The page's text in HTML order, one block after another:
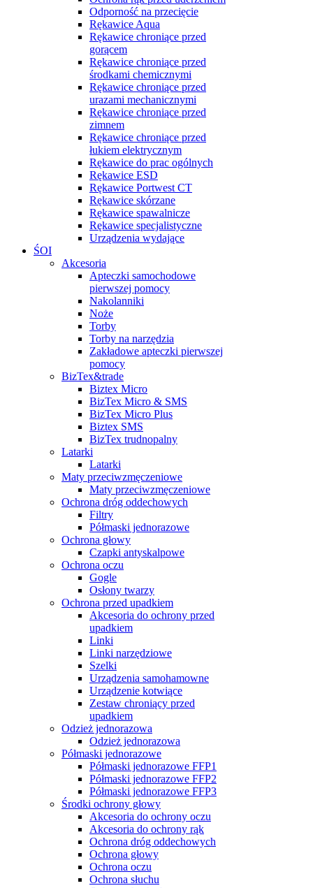
Odporność na przecięcie
Rękawice Aqua
Rękawice chroniące przed
gorącem
Rękawice chroniące przed
środkami chemicznymi
Rękawice chroniące przed
urazami mechanicznymi
Rękawice chroniące przed
zimnem
Rękawice chroniące przed
łukiem elektrycznym
Rękawice do prac ogólnych
Rękawice ESD
Rękawice Portwest CT
Rękawice skórzane
Rękawice spawalnicze
Rękawice specjalistyczne
Urządzenia wydające
ŚOI
Akcesoria
Apteczki samochodowe
pierwszej pomocy
Nakolanniki
Noże
Torby
Torby na narzędzia
Zakładowe apteczki pierwszej
pomocy
BizTex&trade
Biztex Micro
BizTex Micro & SMS
BizTex Micro Plus
Biztex SMS
BizTex trudnopalny
Latarki
Latarki
Maty przeciwzmęczeniowe
Maty przeciwzmęczeniowe
Ochrona dróg oddechowych
Filtry
Półmaski jednorazowe
Ochrona głowy
Czapki antyskalpowe
Ochrona oczu
Gogle
Osłony twarzy
Ochrona przed upadkiem
Akcesoria do ochrony przed
upadkiem
Linki
Linki narzędziowe
Szelki
Urządzenia samohamowne
Urządzenie kotwiące
Zestaw chroniący przed
upadkiem
Odzież jednorazowa
Odzież jednorazowa
Półmaski jednorazowe
Półmaski jednorazowe FFP1
Półmaski jednorazowe FFP2
Półmaski jednorazowe FFP3
Środki ochrony głowy
Akcesoria do ochrony oczu
Akcesoria do ochrony rąk
Ochrona dróg oddechowych
Ochrona głowy
Ochrona oczu
Ochrona słuchu